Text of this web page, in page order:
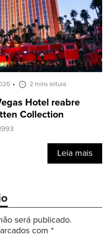
2 mins leitura
Hotel reabre
Collection
Leia mais
será publicado.
com *